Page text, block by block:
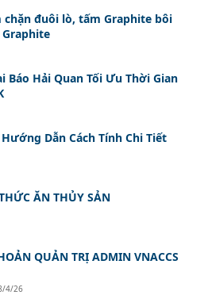
chặn đuôi lò, tấm Graphite bôi
Báo Hải Quan Tối Ưu Thời Gian
Dẫn Cách Tính Chi Tiết
ĂN THỦY SẢN
QUẢN TRỊ ADMIN VNACCS
4/26